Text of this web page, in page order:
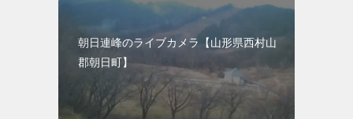
朝日連峰のライブカメラ【山形県西村山
郡朝日町】